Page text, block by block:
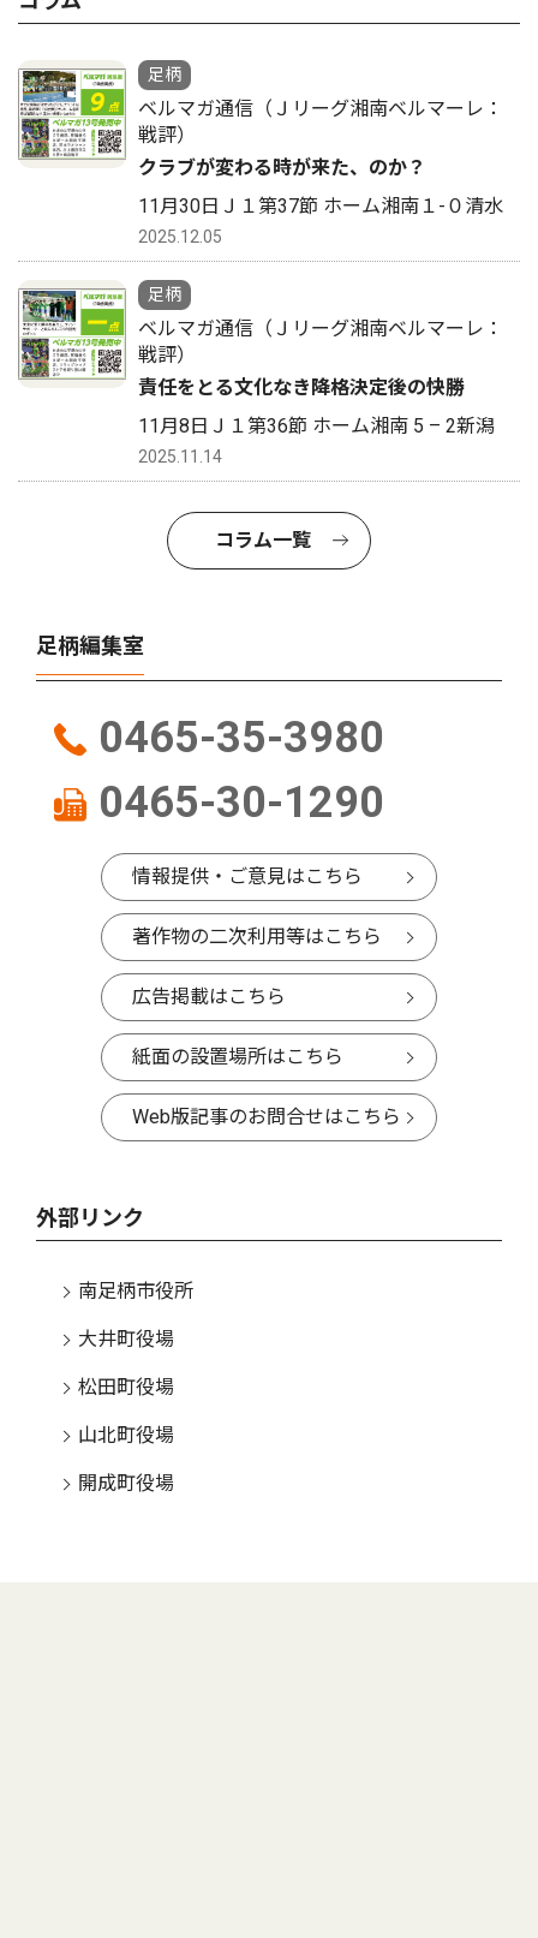
足柄
ベルマガ通信（Ｊリーグ湘南ベルマーレ：
戦評）
クラブが変わる時が来た、のか？
11月30日Ｊ１第37節 ホーム湘南１-０清水
2025.12.05
足柄
ベルマガ通信（Ｊリーグ湘南ベルマーレ：
戦評）
責任をとる文化なき降格決定後の快勝
11月8日Ｊ１第36節 ホーム湘南 5 – 2新潟
2025.11.14
コラム一覧
足柄編集室
0465-35-3980
0465-30-1290
情報提供・ご意見はこちら
著作物の二次利用等はこちら
広告掲載はこちら
紙面の設置場所はこちら
Web版記事のお問合せはこちら
外部リンク
南足柄市役所
大井町役場
松田町役場
山北町役場
開成町役場